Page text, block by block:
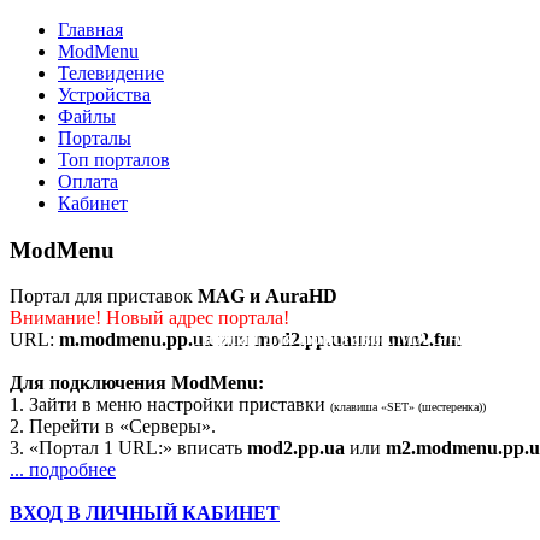
Главная
ModMenu
Телевидение
Устройства
Файлы
Порталы
Топ порталов
Оплата
Кабинет
Портал для приставок MAG/AuraHD
ModMenu
Портал для приставок MAG и AuraHD
Внимание! Новый адрес портала!
URL: m.modmenu.pp.ua или mod2.pp.uaили mm2.fun
Для подключения ModMenu:
1. Зайти в меню настройки приставки (клавиша «SET» (шестеренка))
2. Перейти в «Серверы».
3. «Портал 1 URL:» вписать mod2.pp.ua или
... подробнее
ВХОД В ЛИЧНЫЙ КАБИНЕТ